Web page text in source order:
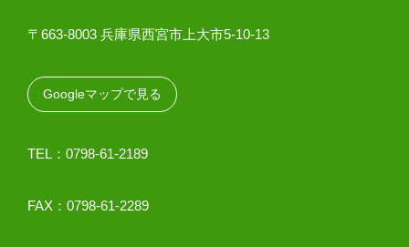
〒663-8003 兵庫県西宮市上大市5-10-13
Googleマップで見る
TEL：0798-61-2189
FAX：0798-61-2289